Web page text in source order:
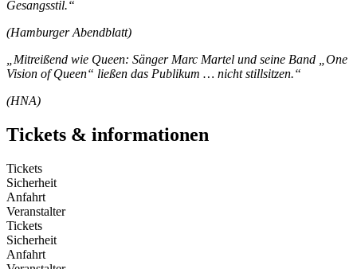
Gesangsstil.“
(Hamburger Abendblatt)
„Mitreißend wie Queen: Sänger Marc Martel und seine Band „One
Vision of Queen“ ließen das Publikum … nicht stillsitzen.“
(HNA)
Tickets & informationen
Tickets
Sicherheit
Anfahrt
Veranstalter
Tickets
Sicherheit
Anfahrt